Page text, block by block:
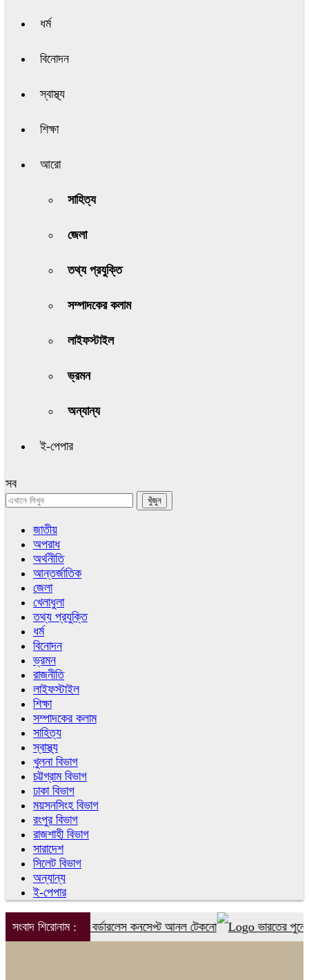
ধর্ম
বিনোদন
স্বাস্থ্য
শিক্ষা
আরো
সাহিত্য
জেলা
তথ্য প্রযুক্তি
সম্পাদকের কলাম
লাইফস্টাইল
ভ্রমন
অন্যান্য
ই-পেপার
সব
জাতীয়
অপরাধ
অর্থনীতি
আন্তর্জাতিক
জেলা
খেলাধুলা
তথ্য প্রযুক্তি
ধর্ম
বিনোদন
ভ্রমন
রাজনীতি
লাইফস্টাইল
শিক্ষা
সম্পাদকের কলাম
সাহিত্য
স্বাস্থ্য
খুলনা বিভাগ
চট্টগ্রাম বিভাগ
ঢাকা বিভাগ
ময়সনসিংহ বিভাগ
রংপুর বিভাগ
রাজশাহী বিভাগ
সারাদেশ
সিলেট বিভাগ
অন্যান্য
ই-পেপার
সংবাদ শিরোনাম :
যুগ: ০ মিমি বর্ডারলেস কনসেপ্ট আনল টেকনো ভারতের পুনেতে জরুরি